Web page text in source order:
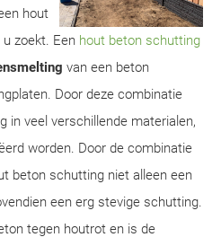
hout
zoekt. Een hout beton schutting
van een beton
Door deze combinatie
in veel verschillende materialen,
worden. Door de combinatie
beton schutting niet alleen een
een erg stevige schutting.
tegen houtrot en is de